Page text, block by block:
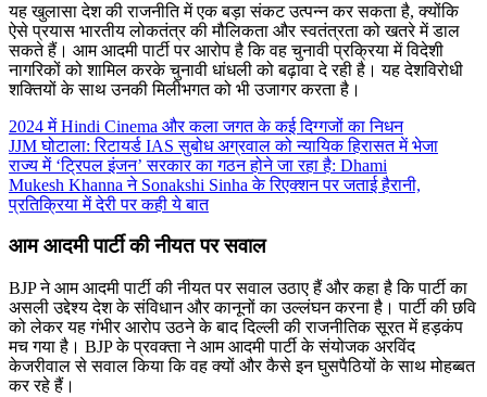
यह खुलासा देश की राजनीति में एक बड़ा संकट उत्पन्न कर सकता है, क्योंकि
ऐसे प्रयास भारतीय लोकतंत्र की मौलिकता और स्वतंत्रता को खतरे में डाल
सकते हैं। आम आदमी पार्टी पर आरोप है कि वह चुनावी प्रक्रिया में विदेशी
नागरिकों को शामिल करके चुनावी धांधली को बढ़ावा दे रही है। यह देशविरोधी
शक्तियों के साथ उनकी मिलीभगत को भी उजागर करता है।
2024 में Hindi Cinema और कला जगत के कई दिग्गजों का निधन
JJM घोटाला: रिटायर्ड IAS सुबोध अग्रवाल को न्यायिक हिरासत में भेजा
राज्य में ‘ट्रिपल इंजन’ सरकार का गठन होने जा रहा है: Dhami
Mukesh Khanna ने Sonakshi Sinha के रिएक्शन पर जताई हैरानी,
प्रतिक्रिया में देरी पर कही ये बात
आम आदमी पार्टी की नीयत पर सवाल
BJP ने आम आदमी पार्टी की नीयत पर सवाल उठाए हैं और कहा है कि पार्टी का
असली उद्देश्य देश के संविधान और कानूनों का उल्लंघन करना है। पार्टी की छवि
को लेकर यह गंभीर आरोप उठने के बाद दिल्ली की राजनीतिक सूरत में हड़कंप
मच गया है। BJP के प्रवक्ता ने आम आदमी पार्टी के संयोजक अरविंद
केजरीवाल से सवाल किया कि वह क्यों और कैसे इन घुसपैठियों के साथ मोहब्बत
कर रहे हैं।